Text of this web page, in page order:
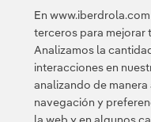
ganadora del reto.
En
terceros para mejorar
Analizamos la
interacciones en
analizando de
navegación y